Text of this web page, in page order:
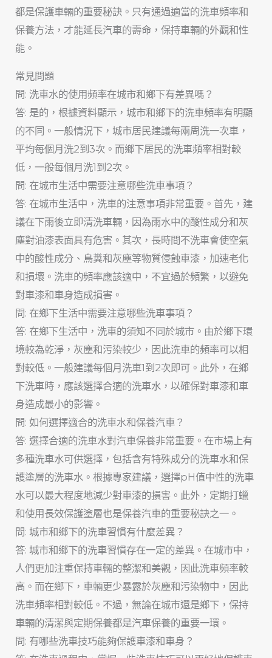
都是保護車輛的重要秘訣。只有通過適當的洗車頻率和
保養方法，才能延長汽車的壽命，保持車輛的外觀和性
能。
常見問題
問: 洗車水的使用頻率在城市和鄉下有差異嗎？
答: 是的，根據資料顯示，城市和鄉下的洗車頻率有明顯
的不同。一般情況下，城市居民建議每兩周洗一次車，
平均每個月洗2到3次。而鄉下居民的洗車頻率相對較
低，一般每個月洗1到2次。
問: 在城市生活中需要注意哪些洗車事項？
答: 在城市生活中，洗車的注意事項非常重要。首先，建
議在下雨後立即清洗車輛，因為雨水中的酸性成分和灰
塵對油漆表面具有危害。其次，長時間不洗車會使空氣
中的酸性成分、鳥糞和灰塵等物質侵蝕車漆，加速老化
和損壞。洗車的頻率應該適中，不宜過於頻繁，以避免
對車漆和車身造成損害。
問: 在鄉下生活中需要注意哪些洗車事項？
答: 在鄉下生活中，洗車的須知不同於城市。由於鄉下環
境較為乾淨，灰塵和污染較少，因此洗車的頻率可以相
對較低。一般建議每個月洗車1到2次即可。此外，在鄉
下洗車時，應該選擇合適的洗車水，以確保對車漆和車
身造成最小的影響。
問: 如何選擇適合的洗車水和保養汽車？
答: 選擇合適的洗車水對汽車保養非常重要。在市場上有
多種洗車水可供選擇，包括含有特殊成分的洗車水和保
護塗層的洗車水。根據專家建議，選擇pH值中性的洗車
水可以最大程度地減少對車漆的損害。此外，定期打蠟
和使用長效保護塗層也是保養汽車的重要秘訣之一。
問: 城市和鄉下的洗車習慣有什麼差異？
答: 城市和鄉下的洗車習慣存在一定的差異。在城市中，
人們更加注重保持車輛的整潔和美觀，因此洗車頻率較
高。而在鄉下，車輛更少暴露於灰塵和污染物中，因此
洗車頻率相對較低。不過，無論在城市還是鄉下，保持
車輛的清潔與定期保養都是汽車保養的重要一環。
問: 有哪些洗車技巧能夠保護車漆和車身？